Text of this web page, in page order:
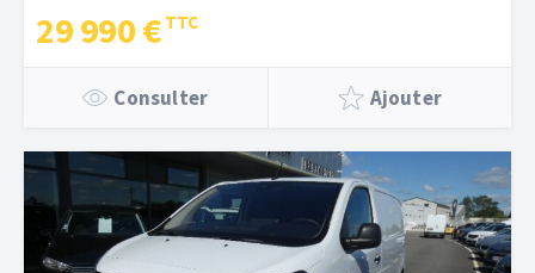
29 990 €
Consulter Ajouter